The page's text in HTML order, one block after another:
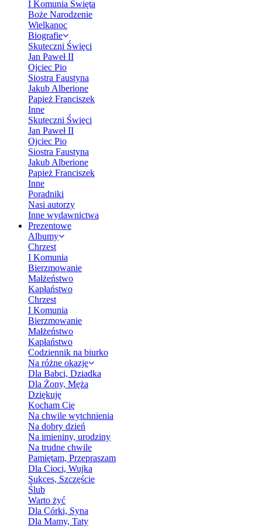
I Komunia Święta
Boże Narodzenie
Wielkanoc
Biografie
Skuteczni Święci
Jan Paweł II
Ojciec Pio
Siostra Faustyna
Jakub Alberione
Papież Franciszek
Inne
Skuteczni Święci
Jan Paweł II
Ojciec Pio
Siostra Faustyna
Jakub Alberione
Papież Franciszek
Inne
Poradniki
Nasi autorzy
Inne wydawnictwa
Prezentowe
Albumy
Chrzest
I Komunia
Bierzmowanie
Małżeństwo
Kapłaństwo
Chrzest
I Komunia
Bierzmowanie
Małżeństwo
Kapłaństwo
Codziennik na biurko
Na różne okazje
Dla Babci, Dziadka
Dla Żony, Męża
Dziękuję
Kocham Cię
Na chwile wytchnienia
Na dobry dzień
Na imieniny, urodziny
Na trudne chwile
Pamiętam, Przepraszam
Dla Cioci, Wujka
Sukces, Szczęście
Ślub
Warto żyć
Dla Córki, Syna
Dla Mamy, Taty